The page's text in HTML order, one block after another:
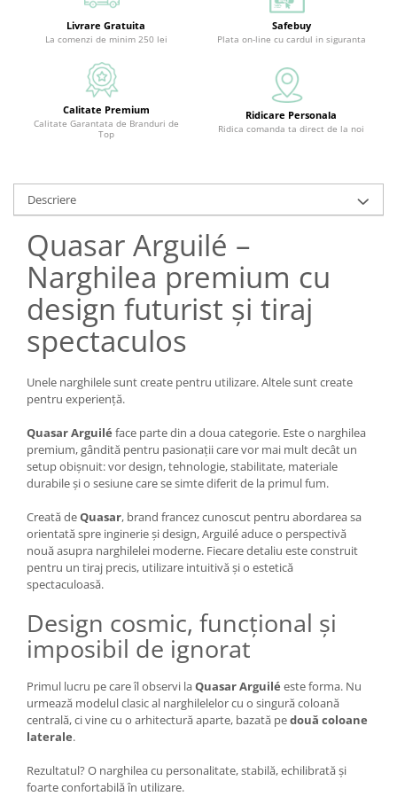
Livrare Gratuita
La comenzi de minim 250 lei
Safebuy
Plata on-line cu cardul in siguranta
Calitate Premium
Calitate Garantata de Branduri de
Top
Ridicare Personala
Ridica comanda ta direct de la noi
Descriere
Quasar Arguilé –
Narghilea premium cu
design futurist și tiraj
spectaculos
Unele narghilele sunt create pentru utilizare. Altele sunt create
pentru experiență.
Quasar Arguilé face parte din a doua categorie. Este o narghilea
premium, gândită pentru pasionații care vor mai mult decât un
setup obișnuit: vor design, tehnologie, stabilitate, materiale
durabile și o sesiune care se simte diferit de la primul fum.
Creată deQuasar, brand francez cunoscut pentru abordarea sa
orientată spre inginerie și design, Arguilé aduce o perspectivă
nouă asupra narghilelei moderne. Fiecare detaliu este construit
pentru un tiraj precis, utilizare intuitivă și o estetică
spectaculoasă.
Design cosmic, funcțional și
imposibil de ignorat
Primul lucru pe care îl observi laQuasar Arguilé este forma. Nu
urmează modelul clasic al narghilelelor cu o singură coloană
centrală, ci vine cu o arhitectură aparte, bazată pedouă coloane
laterale.
Rezultatul? O narghilea cu personalitate, stabilă, echilibrată și
foarte confortabilă în utilizare.